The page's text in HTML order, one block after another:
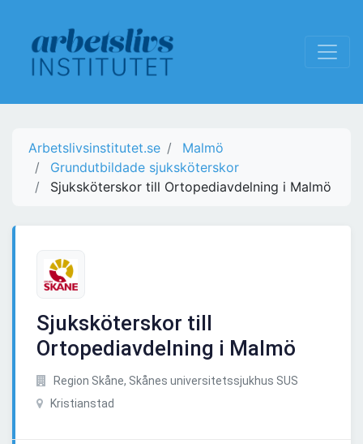
Arbetslivsinstitutet.se
Malmö
Grundutbildade sjuksköterskor
Sjuksköterskor till Ortopediavdelning i Malmö
Sjuksköterskor till
Ortopediavdelning i Malmö
Region Skåne, Skånes universitetssjukhus SUS
Kristianstad